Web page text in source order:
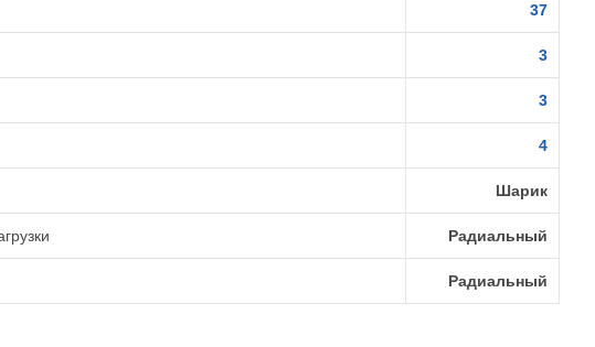
37
3
3
4
Шарик
Радиальный
Радиальный